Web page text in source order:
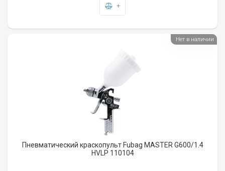
+
Пневматический краскопульт Fubag MASTER G600/1.4
HVLP 110104
Нет в наличии